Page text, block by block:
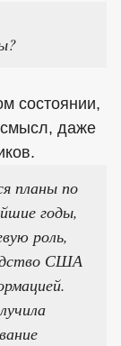
состоянии,
даже
планы по
годы,
роль,
США